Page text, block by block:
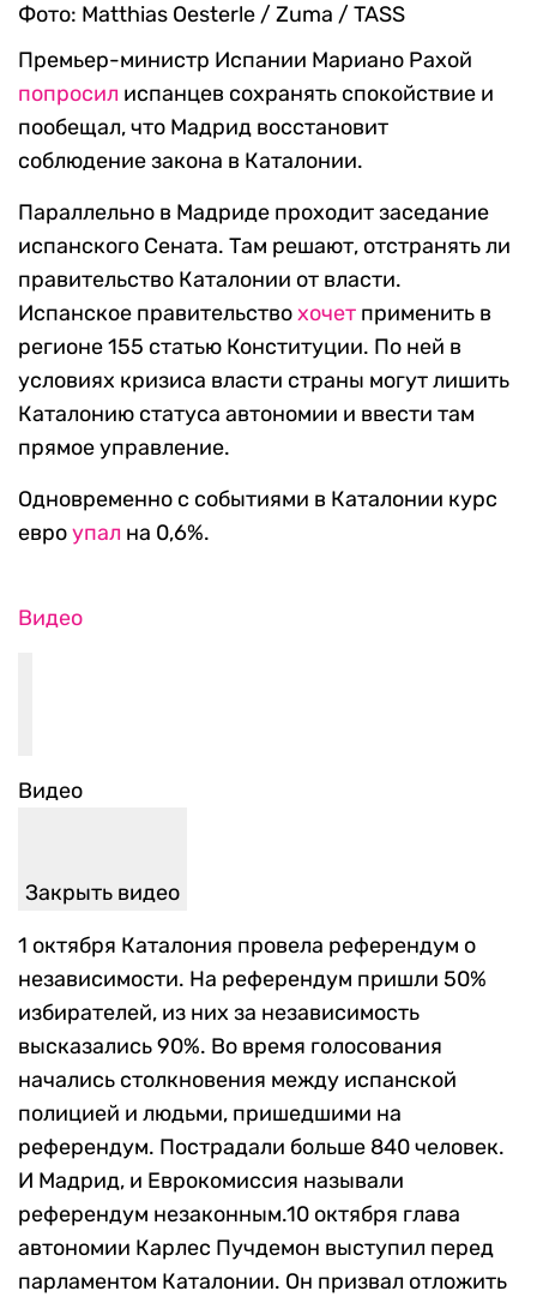
Фото: Matthias Oesterle / Zuma / TASS
Премьер-министр Испании Мариано Рахой
попросил испанцев сохранять спокойствие и
пообещал, что Мадрид восстановит
соблюдение закона в Каталонии.
Параллельно в Мадриде проходит заседание
испанского Сената. Там решают, отстранять ли
правительство Каталонии от власти.
Испанское правительствохочет применить в
регионе 155 статью Конституции. По ней в
условиях кризиса власти страны могут лишить
Каталонию статуса автономии и ввести там
прямое управление.
Одновременно с событиями в Каталонии курс
евроупал на 0,6%.
Видео
Видео
Закрыть видео
1 октября Каталония провела референдум о
независимости. На референдум пришли 50%
избирателей, из них за независимость
высказались 90%. Во время голосования
начались столкновения между испанской
полицией и людьми, пришедшими на
референдум. Пострадали больше 840 человек.
И Мадрид, и Еврокомиссия называли
референдум незаконным.10 октября глава
автономии Карлес Пучдемон выступил перед
парламентом Каталонии. Он призвал отложить